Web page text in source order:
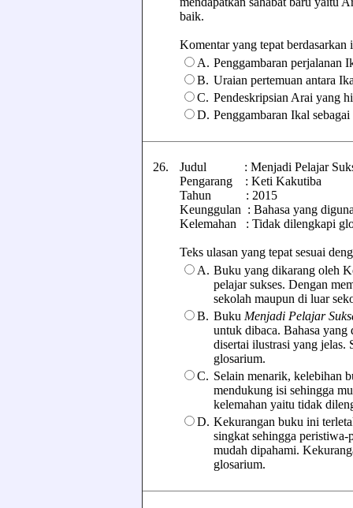
baik.
Komentar yang tepat berdasarkan
A. Penggambaran perjalanan
B. Uraian pertemuan antara
C. Pendeskripsian Arai yang
D. Penggambaran Ikal
26.
Judul : Menjadi Pelajar
Pengarang : Keti Kakutiba
Tahun : 2015
Keunggulan : Bahasa yang
Kelemahan : Tidak dilengkapi
Teks ulasan yang tepat sesuai
A. Buku yang dikarang oleh
pelajar sukses. Dengan
sekolah maupun di luar
B. Buku Menjadi Pelajar
untuk dibaca. Bahasa
disertai ilustrasi yang
glosarium.
C. Selain menarik, kelebihan
mendukung isi sehingga
kelemahan yaitu tidak
D. Kekurangan buku ini
singkat sehingga
mudah dipahami.
glosarium.